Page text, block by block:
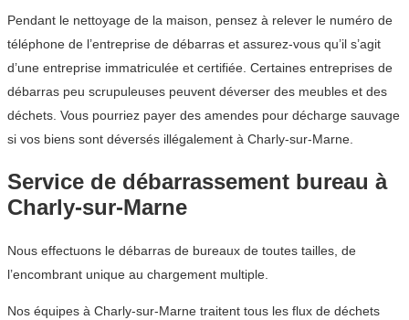
Pendant le nettoyage de la maison, pensez à relever le numéro de
téléphone de l’entreprise de débarras et assurez-vous qu’il s’agit
d’une entreprise immatriculée et certifiée. Certaines entreprises de
débarras peu scrupuleuses peuvent déverser des meubles et des
déchets. Vous pourriez payer des amendes pour décharge sauvage
si vos biens sont déversés illégalement à Charly-sur-Marne.
Service de débarrassement bureau à
Charly-sur-Marne
Nous effectuons le débarras de bureaux de toutes tailles, de
l’encombrant unique au chargement multiple.
Nos équipes à Charly-sur-Marne traitent tous les flux de déchets